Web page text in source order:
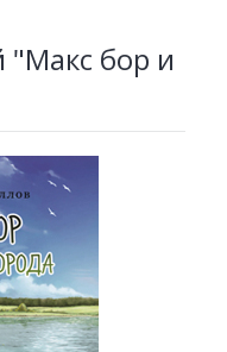
бор и